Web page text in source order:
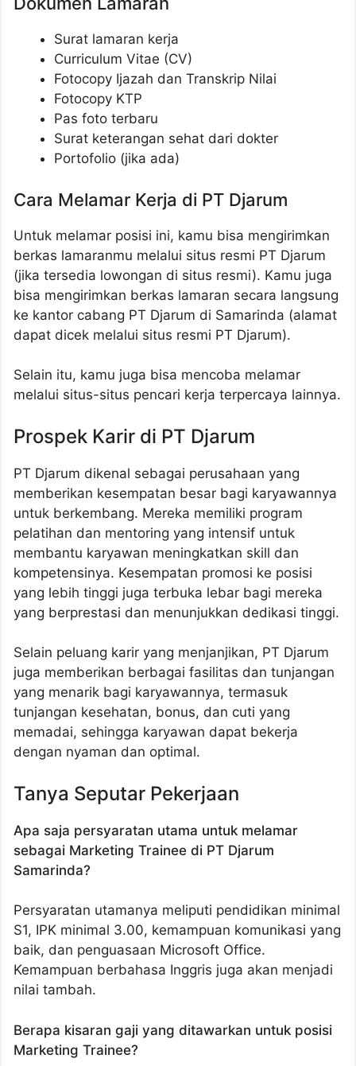
Surat lamaran kerja
Curriculum Vitae (CV)
Fotocopy Ijazah dan Transkrip Nilai
Fotocopy KTP
Pas foto terbaru
Surat keterangan sehat dari dokter
Portofolio (jika ada)
Cara Melamar Kerja di PT Djarum
Untuk melamar posisi ini, kamu bisa mengirimkan
berkas lamaranmu melalui situs resmi PT Djarum
(jika tersedia lowongan di situs resmi). Kamu juga
bisa mengirimkan berkas lamaran secara langsung
ke kantor cabang PT Djarum di Samarinda (alamat
dapat dicek melalui situs resmi PT Djarum).
Selain itu, kamu juga bisa mencoba melamar
melalui situs-situs pencari kerja terpercaya lainnya.
Prospek Karir di PT Djarum
PT Djarum dikenal sebagai perusahaan yang
memberikan kesempatan besar bagi karyawannya
untuk berkembang. Mereka memiliki program
pelatihan dan mentoring yang intensif untuk
membantu karyawan meningkatkan skill dan
kompetensinya. Kesempatan promosi ke posisi
yang lebih tinggi juga terbuka lebar bagi mereka
yang berprestasi dan menunjukkan dedikasi tinggi.
Selain peluang karir yang menjanjikan, PT Djarum
juga memberikan berbagai fasilitas dan tunjangan
yang menarik bagi karyawannya, termasuk
tunjangan kesehatan, bonus, dan cuti yang
memadai, sehingga karyawan dapat bekerja
dengan nyaman dan optimal.
Tanya Seputar Pekerjaan
Apa saja persyaratan utama untuk melamar
sebagai Marketing Trainee di PT Djarum
Samarinda?
Persyaratan utamanya meliputi pendidikan minimal
S1, IPK minimal 3.00, kemampuan komunikasi yang
baik, dan penguasaan Microsoft Office.
Kemampuan berbahasa Inggris juga akan menjadi
nilai tambah.
Berapa kisaran gaji yang ditawarkan untuk posisi
Marketing Trainee?